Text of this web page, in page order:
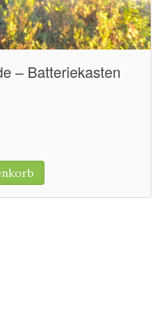
– Batteriekasten